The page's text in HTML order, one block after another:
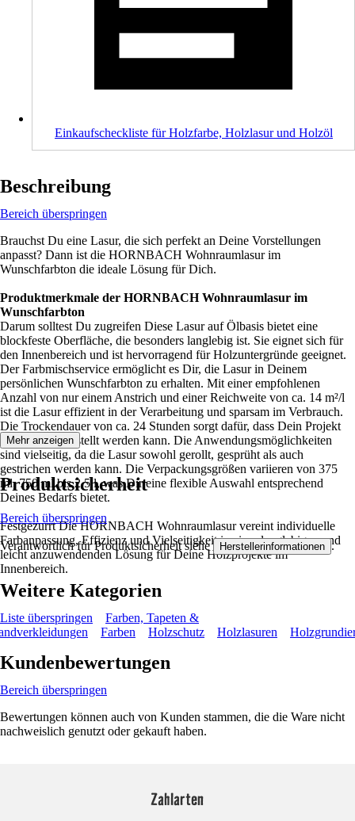
Einkaufscheckliste für Holzfarbe, Holzlasur und Holzöl
Beschreibung
Bereich überspringen
Brauchst Du eine Lasur, die sich perfekt an Deine Vorstellungen
anpasst? Dann ist die HORNBACH Wohnraumlasur im
Wunschfarbton die ideale Lösung für Dich.
Produktmerkmale der HORNBACH Wohnraumlasur im
Wunschfarbton
Darum solltest Du zugreifen Diese Lasur auf Ölbasis bietet eine
blockfeste Oberfläche, die besonders langlebig ist. Sie eignet sich für
den Innenbereich und ist hervorragend für Holzuntergründe geeignet.
Der Farbmischservice ermöglicht es Dir, die Lasur in Deinem
persönlichen Wunschfarbton zu erhalten. Mit einer empfohlenen
Anzahl von nur einem Anstrich und einer Reichweite von ca. 14 m²/l
ist die Lasur effizient in der Verarbeitung und sparsam im Verbrauch.
Die Trockendauer von ca. 24 Stunden sorgt dafür, dass Dein Projekt
schnell fertiggestellt werden kann. Die Anwendungsmöglichkeiten
sind vielseitig, da die Lasur sowohl gerollt, gesprüht als auch
gestrichen werden kann. Die Verpackungsgrößen variieren von 375
ml, 750 ml bis 2,5 l, was Dir eine flexible Auswahl entsprechend
Deines Bedarfs bietet.
Festgezurrt Die HORNBACH Wohnraumlasur vereint individuelle
Farbanpassung, Effizienz und Vielseitigkeit in einer langlebigen und
leicht anzuwendenden Lösung für Deine Holzprojekte im
Innenbereich.
Mehr anzeigen
Produktsicherheit
Bereich überspringen
Verantwortlich für Produktsicherheit siehe Herstellerinformationen .
Weitere Kategorien
Liste überspringen
Farben, Tapeten &
Farben Holzschutz Holzlasuren
Kundenbewertungen
Bereich überspringen
Bewertungen können auch von Kunden stammen, die die Ware nicht
nachweislich genutzt oder gekauft haben.
Zahlarten